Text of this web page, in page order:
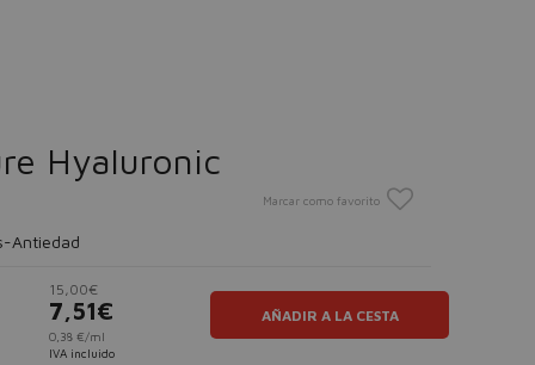
Hyaluronic
Marcar como favorito
Antiedad
15,00€
7,51€
0,38 €/ml
IVA incluido
AÑADIR A LA CESTA